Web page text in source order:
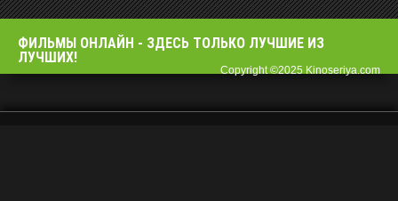
ФИЛЬМЫ OНЛАЙН - ЗДЕСЬ ТОЛЬКО ЛУЧШИЕ ИЗ
ЛУЧШИХ!
Copyright ©2025 Kinoseriya.com